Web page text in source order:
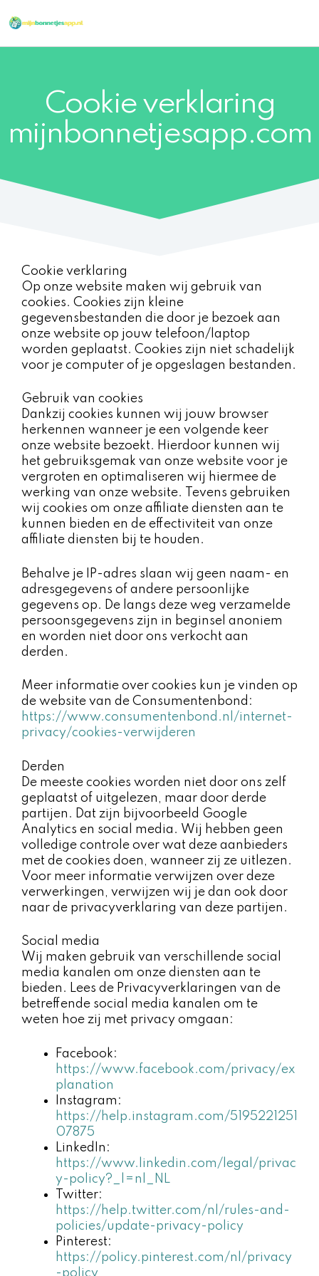
naar
Cookie verklaring
mijnbonnetjesapp.com
Cookie verklaring
Op onze website maken wij gebruik van
cookies. Cookies zijn kleine
gegevensbestanden die door je bezoek aan
onze website op jouw telefoon/laptop
worden geplaatst. Cookies zijn niet schadelijk
voor je computer of je opgeslagen bestanden.
Gebruik van cookies​​
Dankzij cookies kunnen wij jouw browser
herkennen wanneer je een volgende keer
onze website bezoekt. Hierdoor kunnen wij
het gebruiksgemak van onze website voor je
vergroten en optimaliseren wij hiermee de
werking van onze website. Tevens gebruiken
wij cookies om onze affiliate diensten aan te
kunnen bieden en de effectiviteit van onze
affiliate diensten bij te houden.
Behalve je IP-adres slaan wij geen naam- en
adresgegevens of andere persoonlijke
gegevens op. De langs deze weg verzamelde
persoonsgegevens zijn in beginsel anoniem
en worden niet door ons verkocht aan
derden.
Meer informatie over cookies kun je vinden op
de website van de Consumentenbond:
https://www.consumentenbond.nl/internet-
privacy/cookies-verwijderen
Derden
De meeste cookies worden niet door ons zelf
geplaatst of uitgelezen, maar door derde
partijen. Dat zijn bijvoorbeeld Google
Analytics en social media. Wij hebben geen
volledige controle over wat deze aanbieders
met de cookies doen, wanneer zij ze uitlezen.
Voor meer informatie verwijzen over deze
verwerkingen, verwijzen wij je dan ook door
naar de privacyverklaring van deze partijen.
Social media
Wij maken gebruik van verschillende social
media kanalen om onze diensten aan te
bieden. Lees de Privacyverklaringen van de
betreffende social media kanalen om te
weten hoe zij met privacy omgaan:
Facebook:
https://www.facebook.com/privacy/ex
planation
Instagram:
https://help.instagram.com/5195221251
07875
LinkedIn:
https://www.linkedin.com/legal/privac
y-policy?_l=nl_NL
Twitter:
https://help.twitter.com/nl/rules-and-
policies/update-privacy-policy
Pinterest:
https://policy.pinterest.com/nl/privacy
-policy